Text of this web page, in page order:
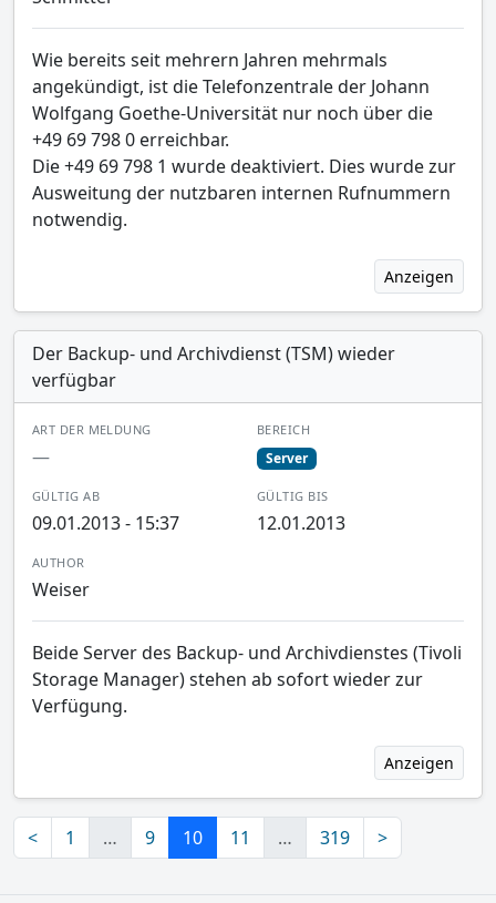
Wie bereits seit mehrern Jahren mehrmals
angekündigt, ist die Telefonzentrale der Johann
Wolfgang Goethe-Universität nur noch über die
+49 69 798 0 erreichbar.
Die +49 69 798 1 wurde deaktiviert. Dies wurde zur
Ausweitung der nutzbaren internen Rufnummern
notwendig.
Anzeigen
Der Backup- und Archivdienst (TSM) wieder
verfügbar
ART DER MELDUNG
—
BEREICH
Server
GÜLTIG AB
09.01.2013 - 15:37
GÜLTIG BIS
12.01.2013
AUTHOR
Weiser
Beide Server des Backup- und Archivdienstes (Tivoli
Storage Manager) stehen ab sofort wieder zur
Verfügung.
Anzeigen
< 1 … 9 10 11 … 319 >